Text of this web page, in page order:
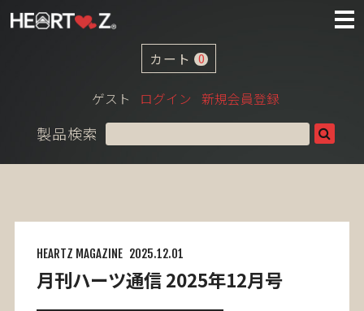
カート 0
ゲスト ログイン 新規会員登録
製品検索
HEARTZ MAGAZINE 2025.12.01
月刊ハーツ通信 2025年12月号